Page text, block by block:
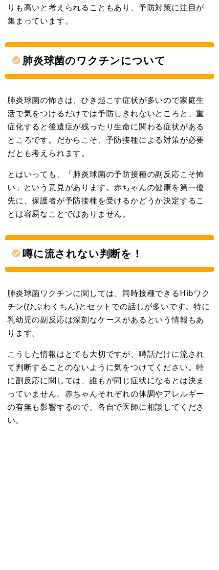
りも高いと考えられることもあり、予防対策に注目が
集まっています。
肺炎球菌のワクチンについて
肺炎球菌の怖さは、ひき起こす症状が多いので家庭生
活で気をつけるだけでは予防しきれないところと、重
症化すると後遺症が残ったり生命に関わる症状がある
ところです。だからこそ、予防接種による対策が必要
だとも考えられます。
とはいっても、「肺炎球菌の予防接種の副反応こそ怖
い」という意見があります。赤ちゃんの健康を第一優
先に、保護者が予防接種を受けるかどうか決定するこ
とは容易なことではありません。
噂に流されない判断を！
肺炎球菌ワクチンに関しては、同時接種できるHibワク
チン(ひぶわくちん)とセットでの話しが多いです。特に
乳幼児の副反応は深刻なケースがあるという情報もあ
ります。
こうした情報はとても大切ですが、噂話だけに流され
て判断することのないように気をつけてください。特
に副反応に関しては、誰もが同じ症状になるとは決ま
っていません。赤ちゃんそれぞれの体調やアレルギー
の有無も影響するので、各自で医師に相談してくださ
い。